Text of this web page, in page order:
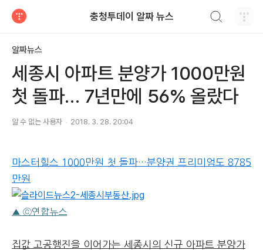
충청투데이 알짜 뉴스
알짜뉴스
세종시 아파트 분양가 1000만원
첫 돌파… 7년만에 56% 올랐다
알 수 없는 사용자 2018. 3. 28. 20:04
마스터힐스 1000만원 첫 돌파…분양권 프리미엄도 8785
만원
▲ ⓒ연합뉴스
집값 고공행진을 이어가는 세종시의 신규 아파트 분양가